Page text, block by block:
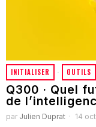
INITIALISER · OUTILS
Q300 · Quel
de
par Julien Duprat 14